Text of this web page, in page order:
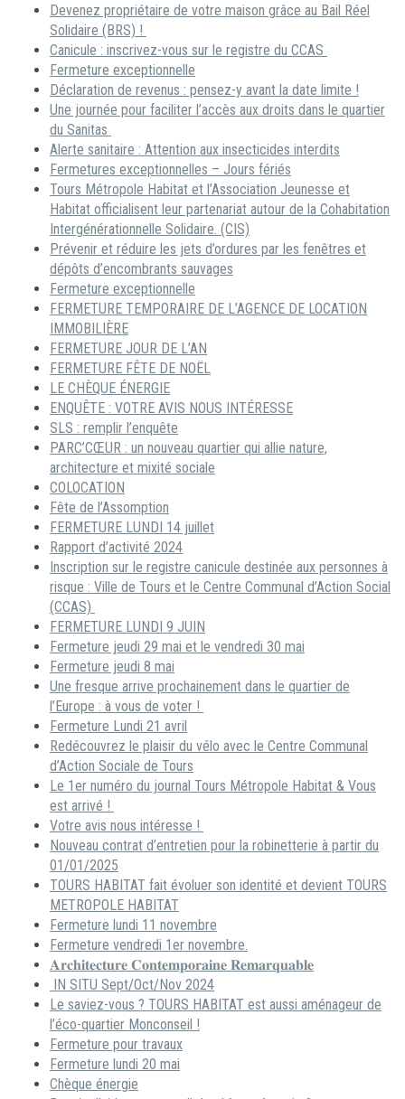
Devenez propriétaire de votre maison grâce au Bail Réel
Solidaire (BRS) !
Canicule : inscrivez-vous sur le registre du CCAS
Fermeture exceptionnelle
Déclaration de revenus : pensez-y avant la date limite !
Une journée pour faciliter l’accès aux droits dans le quartier
du Sanitas
Alerte sanitaire : Attention aux insecticides interdits
Fermetures exceptionnelles – Jours fériés
Tours Métropole Habitat et l’Association Jeunesse et
Habitat officialisent leur partenariat autour de la Cohabitation
Intergénérationnelle Solidaire. (CIS)
Prévenir et réduire les jets d’ordures par les fenêtres et
dépôts d’encombrants sauvages
Fermeture exceptionnelle
FERMETURE TEMPORAIRE DE L’AGENCE DE LOCATION
IMMOBILIÈRE
FERMETURE JOUR DE L’AN
FERMETURE FÊTE DE NOËL
LE CHÈQUE ÉNERGIE
ENQUÊTE : VOTRE AVIS NOUS INTÉRESSE
SLS : remplir l’enquête
PARC’CŒUR : un nouveau quartier qui allie nature,
architecture et mixité sociale
COLOCATION
Fête de l’Assomption
FERMETURE LUNDI 14 juillet
Rapport d’activité 2024
Inscription sur le registre canicule destinée aux personnes à
risque : Ville de Tours et le Centre Communal d’Action Social
(CCAS)
FERMETURE LUNDI 9 JUIN
Fermeture jeudi 29 mai et le vendredi 30 mai
Fermeture jeudi 8 mai
Une fresque arrive prochainement dans le quartier de
l’Europe : à vous de voter !
Fermeture Lundi 21 avril
Redécouvrez le plaisir du vélo avec le Centre Communal
d’Action Sociale de Tours
Le 1er numéro du journal Tours Métropole Habitat & Vous
est arrivé !
Votre avis nous intéresse !
Nouveau contrat d’entretien pour la robinetterie à partir du
01/01/2025
TOURS HABITAT fait évoluer son identité et devient TOURS
METROPOLE HABITAT
Fermeture lundi 11 novembre
Fermeture vendredi 1er novembre.
𝐀𝐫𝐜𝐡𝐢𝐭𝐞𝐜𝐭𝐮𝐫𝐞 𝐂𝐨𝐧𝐭𝐞𝐦𝐩𝐨𝐫𝐚𝐢𝐧𝐞 𝐑𝐞𝐦𝐚𝐫𝐪𝐮𝐚𝐛𝐥𝐞
IN SITU Sept/Oct/Nov 2024
Le saviez-vous ? TOURS HABITAT est aussi aménageur de
l’éco-quartier Monconseil !
Fermeture pour travaux
Fermeture lundi 20 mai
Chèque énergie